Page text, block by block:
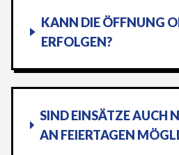
KANN DIE ÖFFNUNG
ERFOLGEN?
SIND EINSÄTZE AUCH
AN FEIERTAGEN